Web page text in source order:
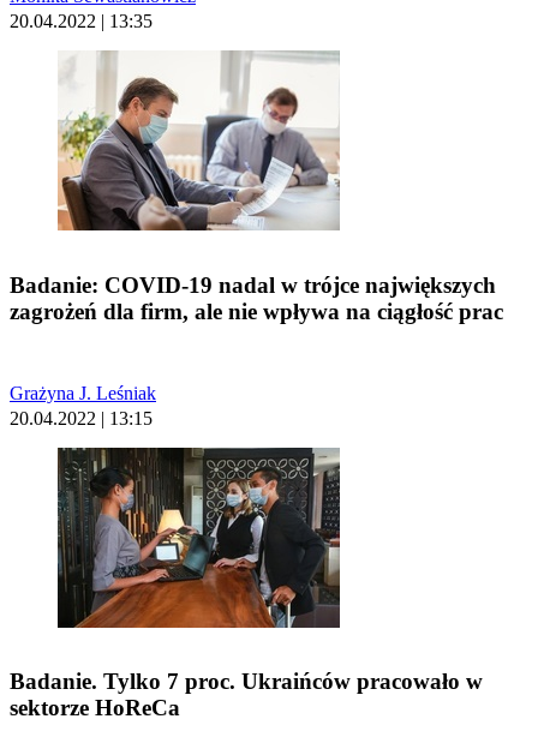
20.04.2022 | 13:35
Badanie: COVID-19 nadal w trójce największych
zagrożeń dla firm, ale nie wpływa na ciągłość prac
Grażyna J. Leśniak
20.04.2022 | 13:15
Badanie. Tylko 7 proc. Ukraińców pracowało w
sektorze HoReCa